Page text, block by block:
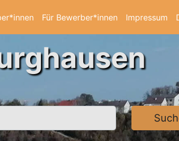
Für Bewerber*innen Impressum